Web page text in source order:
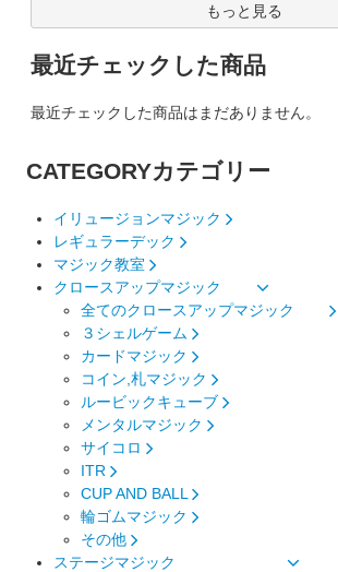
もっと見る
最近チェックした商品
最近チェックした商品はまだありません。
CATEGORYカテゴリー
イリュージョンマジック
レギュラーデック
マジック教室
クロースアップマジック
全てのクロースアップマジック
３シェルゲーム
カードマジック
コイン,札マジック
ルービックキューブ
メンタルマジック
サイコロ
ITR
CUP AND BALL
輪ゴムマジック
その他
ステージマジック